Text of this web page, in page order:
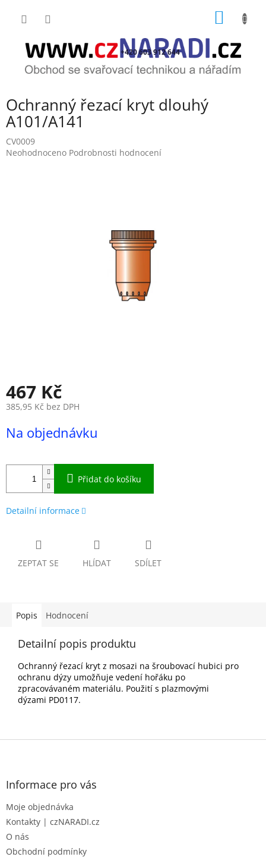
+420 603 912 644
Ochranný řezací kryt dlouhý
A101/A141
CV0009
Průměrné
Neohodnoceno Podrobnosti hodnocení
467 Kč
385,95 Kč bez DPH
cena:
Na objednávku
Přidat do košíku
Detailní informace
ZEPTAT SE HLÍDAT SDÍLET
Popis Hodnocení
Detailní popis produktu
Ochranný řezací kryt z mosazi na šroubovací hubici pro
ochranu dýzy umožňuje vedení hořáku po
zpracovávaném materiálu. Použití s plazmovými
dýzami PD0117.
Z
Informace pro vás
Moje objednávka
Kontakty | czNARADI.cz
O nás
Obchodní podmínky